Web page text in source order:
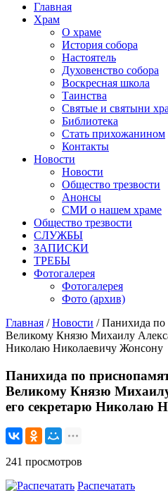
Главная
Храм
О храме
История собора
Настоятель
Духовенство собора
Воскресная школа
Таинства
Святые и святыни
Библиотека
Стать прихожанином
Контакты
Новости
Новости
Общество трезвости
Анонсы
СМИ о нашем храме
Общество трезвости
СЛУЖБЫ
ЗАПИСКИ
ТРЕБЫ
Фотогалерея
Фотогалерея
Фото (архив)
Главная /Новости / Панихида
Великому Князю Михаилу
Николаю Николаевичу Жонсону
Панихида по
Великому Князю
его секретарю Николаю
241 просмотров
Распечатать